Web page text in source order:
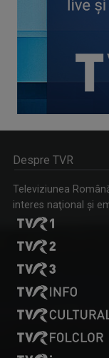
Despre TVR
Televiziunea
interes naţional şi